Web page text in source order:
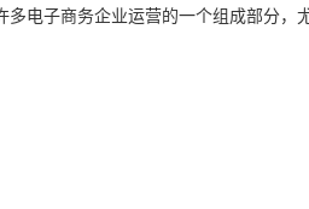
电子商务企业运营的一个组成部分，